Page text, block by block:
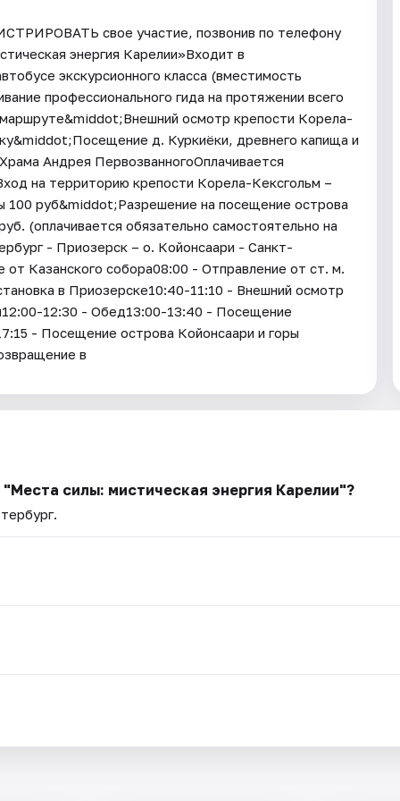
свое участие, позвонив по телефону
энергия Карелии»Входит в
экскурсионного класса (вместимость
профессионального гида на протяжении всего
осмотр крепости Корела-
д. Куркиёки, древнего капища и
Андрея ПервозванногоОплачивается
на территорию крепости Корела-Кексгольм –
100 руб&middot;Разрешение на посещение острова
(оплачивается обязательно самостоятельно на
- Приозерск – о. Койонсаари - Санкт-
Казанского собора08:00 - Отправление от ст. м.
в Приозерске10:40-11:10 - Внешний осмотр
12:30 - Обед13:00-13:40 - Посещение
- Посещение острова Койонсаари и горы
в
силы: мистическая энергия Карелии"?